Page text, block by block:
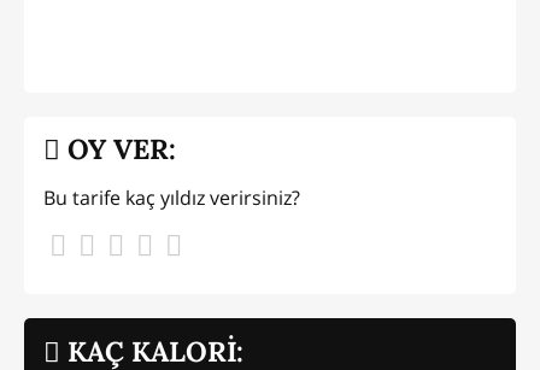
KAÇ KALORİ:
OY VER:
Bu tarife kaç yıldız verirsiniz?